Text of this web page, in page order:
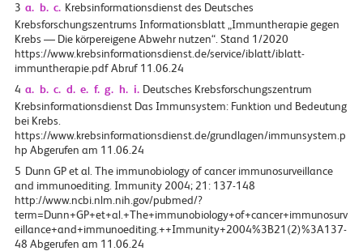
3 a. b. c. Krebsinformationsdienst des Deutsches
Krebsforschungszentrums Informationsblatt „Immuntherapie gegen
Krebs — Die körpereigene Abwehr nutzen“. Stand 1/2020
https://www.krebsinformationsdienst.de/service/iblatt/iblatt-
immuntherapie.pdf Abruf 11.06.24
4 a. b. c. d. e. f. g. h. i. Deutsches Krebsforschungszentrum
Krebsinformationsdienst Das Immunsystem: Funktion und Bedeutung
bei Krebs.
https://www.krebsinformationsdienst.de/grundlagen/immunsystem.p
hp Abgerufen am 11.06.24
5 Dunn GP et al. The immunobiology of cancer immunosurveillance
and immunoediting. Immunity 2004; 21: 137-148
http://www.ncbi.nlm.nih.gov/pubmed/?
term=Dunn+GP+et+al.+The+immunobiology+of+cancer+immunosurv
eillance+and+immunoediting.++Immunity+2004%3B21(2)%3A137-
48 Abgerufen am 11.06.24